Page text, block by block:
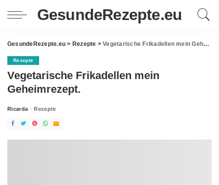
GesundeRezepte.eu
GesundeRezepte.eu > Rezepte >Vegetarische Frikadellen mein Geheimrezept.
Rezepte
Vegetarische Frikadellen mein
Geheimrezept.
Posted
Ricarda Rezepte